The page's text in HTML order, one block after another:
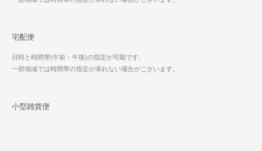
宅配便
日時と時間帯(午前・午後)の指定が可能です。
一部地域では時間帯の指定が承れない場合がございます。
小型雑貨便